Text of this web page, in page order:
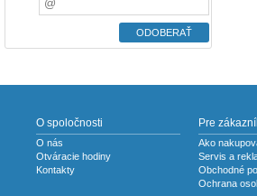
O spoločnosti
O nás
Otváracie hodiny
Kontakty
Pre
Ako
Servis a
Obchodné
Ochrana